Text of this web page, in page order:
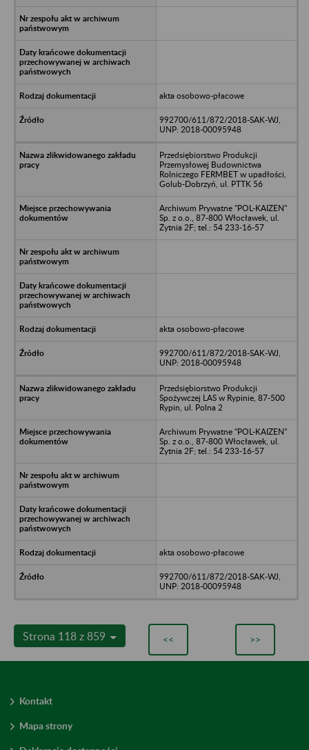
akta osobowo-płacowe
992700/611/872/2018-SAK-WJ,
UNP: 2018-00095948
Przedsiębiorstwo Produkcji
Przemysłowej Budownictwa
Rolniczego FERMBET w upadłości,
Golub-Dobrzyń, ul. PTTK 56
Archiwum Prywatne "POL-KAIZEN"
Sp. z o.o., 87-800 Włocławek, ul.
Żytnia 2F; tel.: 54 233-16-57
akta osobowo-płacowe
992700/611/872/2018-SAK-WJ,
UNP: 2018-00095948
Przedsiębiorstwo Produkcji
Spożywczej LAS w Rypinie, 87-500
Rypin, ul. Polna 2
Archiwum Prywatne "POL-KAIZEN"
Sp. z o.o., 87-800 Włocławek, ul.
Żytnia 2F; tel.: 54 233-16-57
akta osobowo-płacowe
992700/611/872/2018-SAK-WJ,
UNP: 2018-00095948
Strona 118 z 859 << >>
Kontakt
Mapa strony